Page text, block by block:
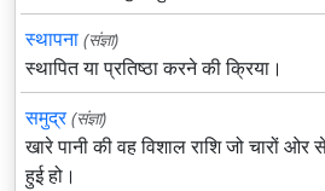
स्थापना (संज्ञा)
स्थापित या प्रतिष्ठा करने की क्रिया।
समुद्र (संज्ञा)
खारे पानी की वह विशाल राशि जो चारों
हुई हो।